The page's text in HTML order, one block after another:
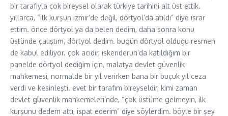
bir tarafıyla çok bireysel olarak türkiye tarihini alt üst ettik.
yıllarca, “ilk kurşun izmir’de değil, dörtyol’da atıldı” diye ısrar
ettim. önce dörtyol ya da belen dedim, daha sonra konu
üstünde çalıştım, dörtyol dedim. bugün dörtyol olduğu resmen
de kabul ediliyor. çok acıdır, iskenderun’da katıldığım bir
panelde dörtyol dediğim için, malatya devlet güvenlik
mahkemesi, normalde bir yıl verirken bana bir buçuk yıl ceza
verdi ve kesinleşti. evet bir tarafım bireyseldir, kimi zaman
devlet güvenlik mahkemeleri’nde, “çok üstüme gelmeyin, ilk
kurşunu dedem attı, ispat ederim” diye söylerdim. böyle bir şey